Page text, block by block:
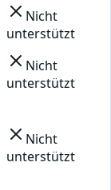
Nicht
unterstützt
Nicht
unterstützt
Nicht
unterstützt